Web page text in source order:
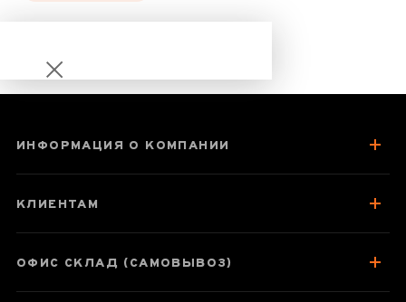
Пиалы
ИНФОРМАЦИЯ О КОМПАНИИ
КЛИЕНТАМ
ОФИС СКЛАД (САМОВЫВОЗ)